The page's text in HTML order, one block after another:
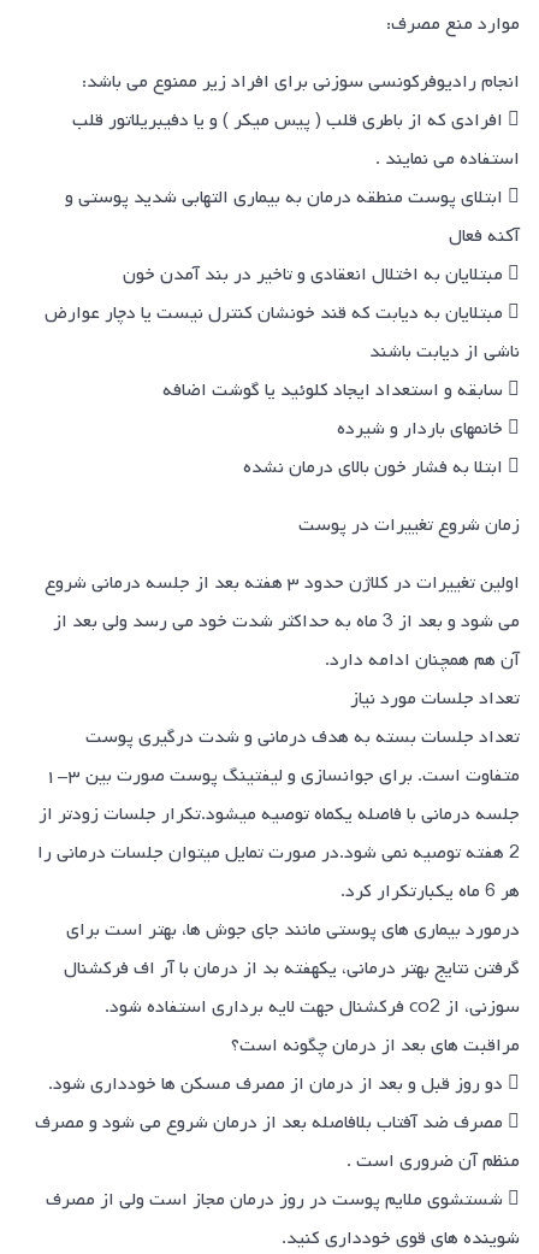
موارد منع مصرف:
انجام رادیوفرکونسی سوزنی برای افراد زیر ممنوع می باشد:
 افرادی که از باطری قلب ( پیس میکر ) و یا دفیبریلاتور قلب
استفاده می نمایند .
 ابتلای پوست منطقه درمان به بیماری التهابی شدید پوستی و
آکنه فعال
 مبتلایان به اختلال انعقادی و تاخیر در بند آمدن خون
 مبتلایان به دیابت که قند خونشان کنترل نیست یا دچار عوارض
ناشی از دیابت باشند
 سابقه و استعداد ایجاد کلوئید یا گوشت اضافه
 خانمهای باردار و شیرده
 ابتلا به فشار خون بالای درمان نشده
زمان شروع تغییرات در پوست
اولین تغییرات در کلاژن حدود ۳ هفته بعد از جلسه درمانی شروع
می شود و بعد از 3 ماه به حداکثر شدت خود می رسد ولی بعد از
آن هم همچنان ادامه دارد.
تعداد جلسات مورد نیاز
تعداد جلسات بسته به هدف درمانی و شدت درگیری پوست
متفاوت است. برای جوانسازی و لیفتینگ پوست صورت بین ۳-۱
جلسه درمانی با فاصله یکماه توصیه میشود.تکرار جلسات زودتر از
2 هفته توصیه نمی شود.در صورت تمایل میتوان جلسات درمانی را
هر 6 ماه یکبارتکرار کرد.
درمورد بیماری های پوستی مانند جای جوش ها، بهتر است برای
گرفتن نتایج بهتر درمانی، یکهفته بد از درمان با آر اف فرکشنال
سوزنی، از co2 فرکشنال جهت لایه برداری استفاده شود.
مراقبت های بعد از درمان چگونه است؟
 دو روز قبل و بعد از درمان از مصرف مسکن ها خودداری شود.
 مصرف ضد آفتاب بلافاصله بعد از درمان شروع می شود و مصرف
منظم آن ضروری است .
 شستشوی ملایم پوست در روز درمان مجاز است ولی از مصرف
شوینده های قوی خودداری کنید.